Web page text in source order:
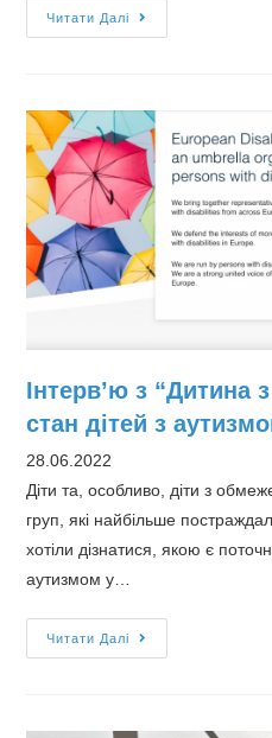
Читати Далі
захисники
аутистам
з
України
Інтерв’ю з “Дитина
стан дітей з
28.06.2022
Діти та, особливо, діти з
груп, які найбільше
хотіли дізнатися, якою є
аутизмом у…
Читати Далі
з